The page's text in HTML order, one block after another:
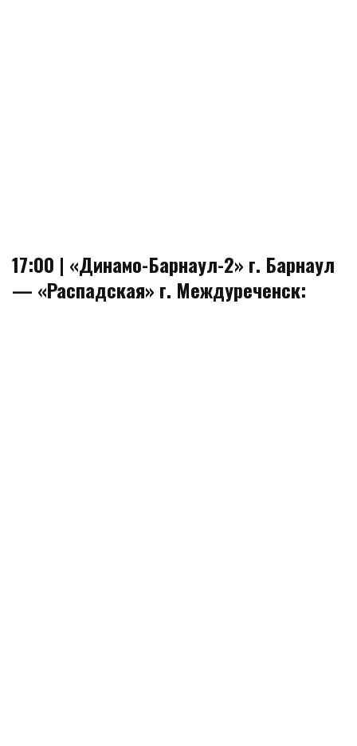
17:00 | «Динамо-Барнаул-2» г. Барнаул
— «Распадская» г. Междуреченск: